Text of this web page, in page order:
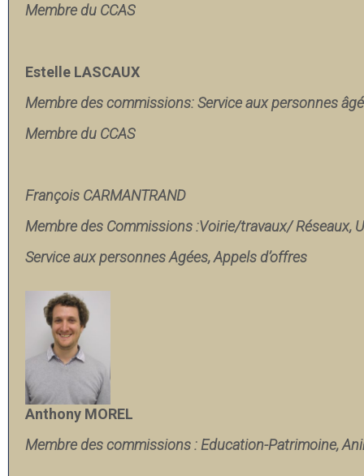
Membre du CCAS
Estelle LASCAUX
Membre des commissions: Service aux personnes
Membre du CCAS
François CARMANTRAND
Membre des Commissions :Voirie/travaux/ Réseaux,
Service aux personnes Agées, Appels d’offres
Anthony MOREL
Membre des commissions : Education-Patrimoine,